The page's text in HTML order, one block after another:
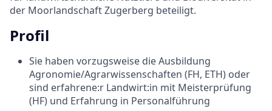
der Moorlandschaft Zugerberg beteiligt.
Profil
Sie haben vorzugsweise die Ausbildung
Agronomie/Agrarwissenschaften (FH, ETH) oder
sind erfahrene:r Landwirt:in mit Meisterprüfung
(HF) und Erfahrung in Personalführung